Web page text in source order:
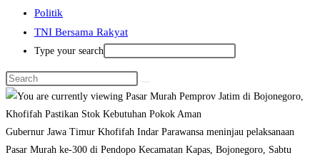
Politik
TNI Bersama Rakyat
Type your search
Gubernur Jawa Timur Khofifah Indar Parawansa meninjau pelaksanaan
Pasar Murah ke-300 di Pendopo Kecamatan Kapas, Bojonegoro, Sabtu